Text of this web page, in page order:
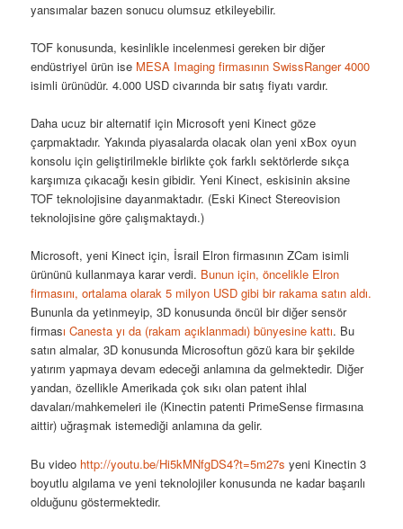
yansımalar bazen sonucu olumsuz etkileyebilir.
TOF konusunda, kesinlikle incelenmesi gereken bir diğer
endüstriyel ürün ise MESA Imaging firmasının SwissRanger 4000
isimli ürünüdür. 4.000 USD civarında bir satış fiyatı vardır.
Daha ucuz bir alternatif için Microsoft yeni Kinect göze
çarpmaktadır. Yakında piyasalarda olacak olan yeni xBox oyun
konsolu için geliştirilmekle birlikte çok farklı sektörlerde sıkça
karşımıza çıkacağı kesin gibidir. Yeni Kinect, eskisinin aksine
TOF teknolojisine dayanmaktadır. (Eski Kinect Stereovision
teknolojisine göre çalışmaktaydı.)
Microsoft, yeni Kinect için, İsrail Elron firmasının ZCam isimli
ürününü kullanmaya karar verdi. Bunun için, öncelikle Elron
firmasını, ortalama olarak 5 milyon USD gibi bir rakama satın aldı.
Bununla da yetinmeyip, 3D konusunda öncül bir diğer sensör
firması Canesta yı da (rakam açıklanmadı) bünyesine kattı. Bu
satın almalar, 3D konusunda Microsoftun gözü kara bir şekilde
yatırım yapmaya devam edeceği anlamına da gelmektedir. Diğer
yandan, özellikle Amerikada çok sıkı olan patent ihlal
davaları/mahkemeleri ile (Kinectin patenti PrimeSense firmasına
aittir) uğraşmak istemediği anlamına da gelir.
Bu video http://youtu.be/Hi5kMNfgDS4?t=5m27s yeni Kinectin 3
boyutlu algılama ve yeni teknolojiler konusunda ne kadar başarılı
olduğunu göstermektedir.